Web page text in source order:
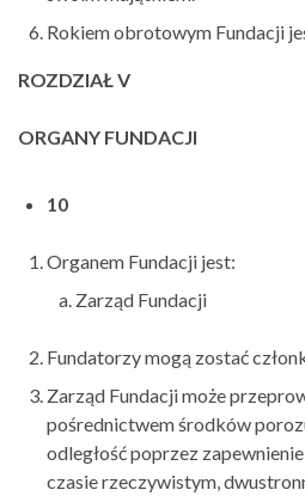
Rokiem obrotowym Fundacji
ROZDZIAŁ V
ORGANY FUNDACJI
10
Organem Fundacji jest:
Zarząd Fundacji
Fundatorzy mogą zostać
Zarząd Fundacji może
pośrednictwem środków
odległość poprzez
czasie rzeczywistym,